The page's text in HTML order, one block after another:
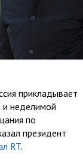
прикладывает
и неделимой
по
президент
RT.